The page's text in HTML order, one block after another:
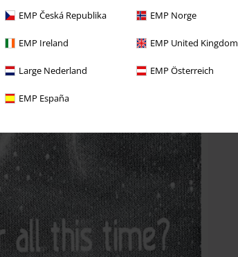
EMP Česká Republika EMP Norge
EMP Ireland EMP United Kingdom
Large Nederland EMP Österreich
EMP España